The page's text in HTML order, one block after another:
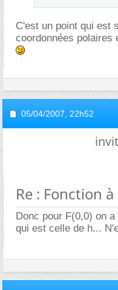
C'est un point qui est
coordonnées polaires
05/04/2007, 22h52
Re : Fonction
Donc pour F(0,0) on
qui est celle de h...